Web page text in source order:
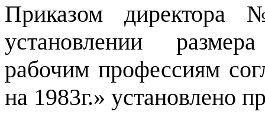
Приказом
установлении
рабочим профессиям
на 1983г.» установлено